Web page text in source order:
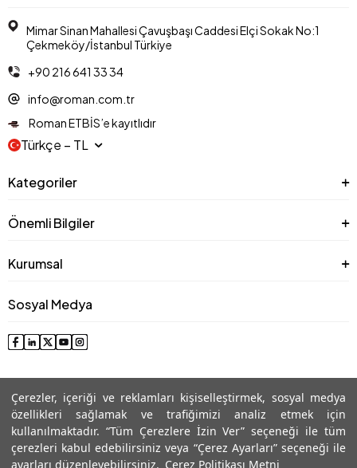
Çerezler, içeriği ve reklamları kişiselleştirmek, sosyal medya
özellikleri sağlamak ve trafiğimizi analiz etmek için
kullanılmaktadır. “Tüm Çerezlere İzin Ver” seçeneği ile tüm
çerezleri kabul edebilirsiniz veya “Çerez Ayarları” seçeneği ile
ayarları düzenleyebilirsiniz. Çerez Politikası Metni
Mimar Sinan Mahallesi Çavuşbaşı Caddesi Elçi Sokak No:1
Çekmeköy/İstanbul Türkiye
+90 216 641 33 34
info@roman.com.tr
Roman ETBİS’e kayıtlıdır
Türkçe − TL
Kategoriler
Önemli Bilgiler
Kurumsal
Sosyal Medya
© 2025 Roman® Tüm Hakları Saklıdır, İzinsiz kullanılamaz